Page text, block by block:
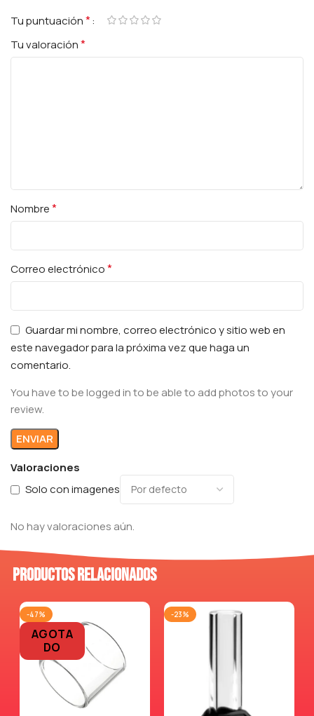
Valoraciones
Solo con imagenes
No hay valoraciones aún.
Tu puntuación*
Tu valoración*
Nombre*
Correo electrónico*
Guardar mi nombre, correo electrónico y sitio web en
este navegador para la próxima vez que haga un
comentario.
You have to be logged in to be able to add photos to your
review.
Productos relacionados
-47%
AGOTA
DO
-23%